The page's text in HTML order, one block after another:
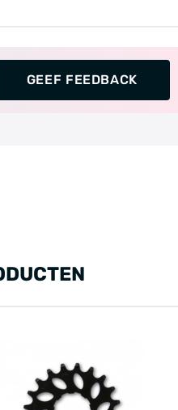
GEEF FEEDBACK